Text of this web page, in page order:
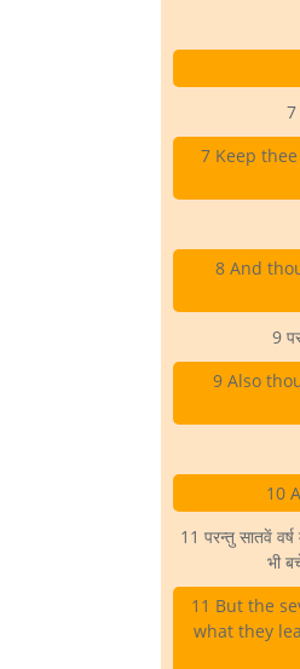
7
7 Keep
8 And
9
9 Also
10
11 परन्तु सातवें
भी
11 But the
what they